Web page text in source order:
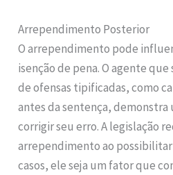
Arrependimento Posterior
O arrependimento pode
isenção de pena. O agente
de ofensas tipificadas, como
antes da sentença, demonstra
corrigir seu erro. A legislação
arrependimento ao
casos, ele seja um fator que